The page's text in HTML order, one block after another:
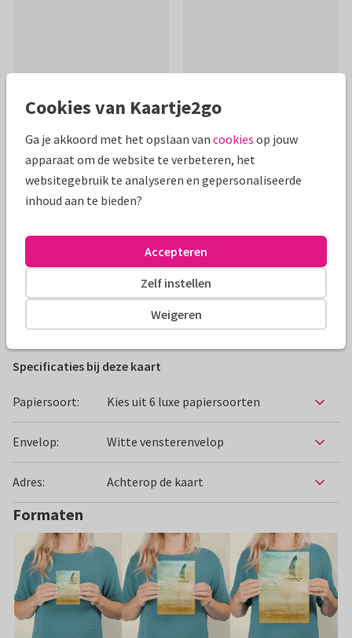
Productinformatie
Condoleance- en/of sterktekaart van zee en vogels in
aanpassen naar eigen wens.
Alle kaarten zijn helemaal naar wens aan te passen
JopkeDesigns
Specificaties bij deze kaart
Papiersoort: Kies uit 6 luxe papiersoorten
Envelop: Witte vensterenvelop
Adres: Achterop de kaart
Formaten
Cookies van Kaartje2go
Ga je akkoord met het opslaan van cookies op jouw
apparaat om de website te verbeteren, het
websitegebruik te analyseren en gepersonaliseerde
inhoud aan te bieden?
Weigeren
Zelf instellen
Accepteren